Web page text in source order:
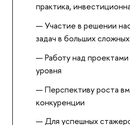
практика,
Участие в решении
задач в больших
Работу над
уровня
Перспективу роста
конкуренции
Для успешных